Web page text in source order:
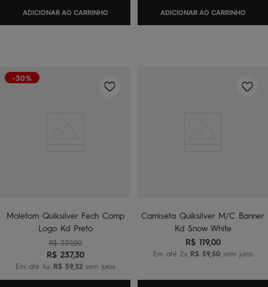
ADICIONAR AO CARRINHO ADICIONAR AO CARRINHO
-30%
Moletom Quiksilver Fech Comp
Logo Kd Preto
R$ 339,00
R$ 237,30
Em até 4x R$ 59,32sem juros
Camiseta Quiksilver M/C Banner
Kd Snow White
R$ 119,00
Em até 2x R$ 59,50sem juros